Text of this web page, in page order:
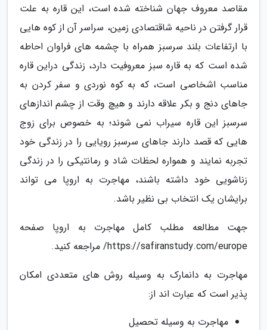
مقاصد معروف جهان شناخته شده است، این قاره به علت
قرار گرفتن در ناحیه شاقتصادی زمین، سراسر آن از کوه هایی
با ارتفاعات بلند سرسبز همراه با چشمه های فراوان احاطه
شده است که به قاره سبز معروفیت دارد، زندگی دراین قاره
مناسب اشخاصی است، که به کوه نوردی و سفر کردن به
جاهای دنج و بکر علاقه دارند و هیچ وقت از چشم اندازهای
سرسبز این قاره سیراب نمی شوند؛ به خصوص برای زوج
هایی که قصد دارند جاهای سرسبز رویایی را در زندگی خود
تجربه نمایند و همواره لحظات شاد و رمانتیکی را در زندگی
زناشویی خود داشته باشند، مهاجرت به اروپا می تواند
برایشان یک انتخاب بی نظیر باشد.
جهت مطالعه مطلب کامل مهاجرت به اروپا صفحه
https://safiranstudy.com/europe/ مراجعه کنید.
مهاجرت به دانمارک به وسیله روش های متعددی امکان
پذیر است که عبارت اند از:
مهاجرت به وسیله تحصیل